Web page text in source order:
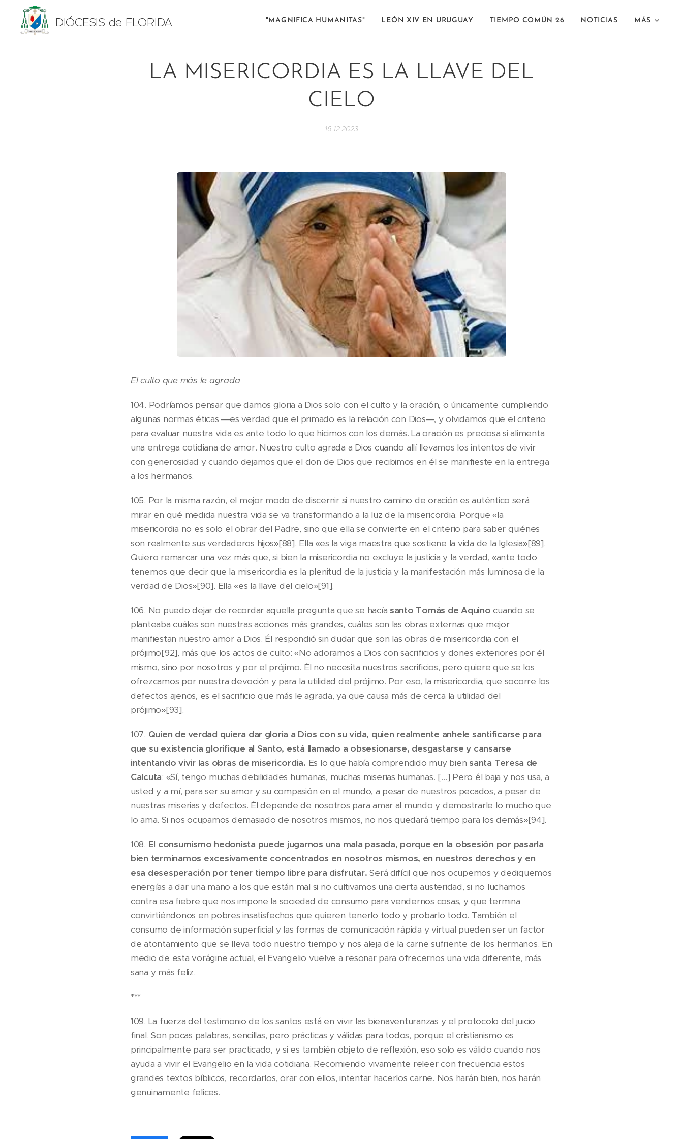
DIÓCESIS de FLORIDA "MAGNIFICA HUMANITAS" LEÓN XIV EN URUGUAY TIEMPO COMÚN 26 NOTICIAS MÁS
LA MISERICORDIA ES LA LLAVE DEL
CIELO
16.12.2023
El culto que más le agrada
104. Podríamos pensar que damos gloria a Dios solo con el culto y la oración, o únicamente cumpliendo
algunas normas éticas ―es verdad que el primado es la relación con Dios―, y olvidamos que el criterio
para evaluar nuestra vida es ante todo lo que hicimos con los demás. La oración es preciosa si alimenta
una entrega cotidiana de amor. Nuestro culto agrada a Dios cuando allí llevamos los intentos de vivir
con generosidad y cuando dejamos que el don de Dios que recibimos en él se manifieste en la entrega
a los hermanos.
105. Por la misma razón, el mejor modo de discernir si nuestro camino de oración es auténtico será
mirar en qué medida nuestra vida se va transformando a la luz de la misericordia. Porque «la
misericordia no es solo el obrar del Padre, sino que ella se convierte en el criterio para saber quiénes
son realmente sus verdaderos hijos»[88]. Ella «es la viga maestra que sostiene la vida de la Iglesia»[89].
Quiero remarcar una vez más que, si bien la misericordia no excluye la justicia y la verdad, «ante todo
tenemos que decir que la misericordia es la plenitud de la justicia y la manifestación más luminosa de la
verdad de Dios»[90]. Ella «es la llave del cielo»[91].
106. No puedo dejar de recordar aquella pregunta que se hacíasanto Tomás de Aquino cuando se
planteaba cuáles son nuestras acciones más grandes, cuáles son las obras externas que mejor
manifiestan nuestro amor a Dios. Él respondió sin dudar que son las obras de misericordia con el
prójimo[92], más que los actos de culto: «No adoramos a Dios con sacrificios y dones exteriores por él
mismo, sino por nosotros y por el prójimo. Él no necesita nuestros sacrificios, pero quiere que se los
ofrezcamos por nuestra devoción y para la utilidad del prójimo. Por eso, la misericordia, que socorre los
defectos ajenos, es el sacrificio que más le agrada, ya que causa más de cerca la utilidad del
prójimo»[93].
107. Quien de verdad quiera dar gloria a Dios con su vida, quien realmente anhele santificarse para
que su existencia glorifique al Santo, está llamado a obsesionarse, desgastarse y cansarse
intentando vivir las obras de misericordia. Es lo que había comprendido muy biensanta Teresa de
Calcuta: «Sí, tengo muchas debilidades humanas, muchas miserias humanas. […] Pero él baja y nos usa, a
usted y a mí, para ser su amor y su compasión en el mundo, a pesar de nuestros pecados, a pesar de
nuestras miserias y defectos. Él depende de nosotros para amar al mundo y demostrarle lo mucho que
lo ama. Si nos ocupamos demasiado de nosotros mismos, no nos quedará tiempo para los demás»[94].
108. El consumismo hedonista puede jugarnos una mala pasada, porque en la obsesión por pasarla
bien terminamos excesivamente concentrados en nosotros mismos, en nuestros derechos y en
esa desesperación por tener tiempo libre para disfrutar. Será difícil que nos ocupemos y dediquemos
energías a dar una mano a los que están mal si no cultivamos una cierta austeridad, si no luchamos
contra esa fiebre que nos impone la sociedad de consumo para vendernos cosas, y que termina
convirtiéndonos en pobres insatisfechos que quieren tenerlo todo y probarlo todo. También el
consumo de información superficial y las formas de comunicación rápida y virtual pueden ser un factor
de atontamiento que se lleva todo nuestro tiempo y nos aleja de la carne sufriente de los hermanos. En
medio de esta vorágine actual, el Evangelio vuelve a resonar para ofrecernos una vida diferente, más
sana y más feliz.
***
109. La fuerza del testimonio de los santos está en vivir las bienaventuranzas y el protocolo del juicio
final. Son pocas palabras, sencillas, pero prácticas y válidas para todos, porque el cristianismo es
principalmente para ser practicado, y si es también objeto de reflexión, eso solo es válido cuando nos
ayuda a vivir el Evangelio en la vida cotidiana. Recomiendo vivamente releer con frecuencia estos
grandes textos bíblicos, recordarlos, orar con ellos, intentar hacerlos carne. Nos harán bien, nos harán
genuinamente felices.